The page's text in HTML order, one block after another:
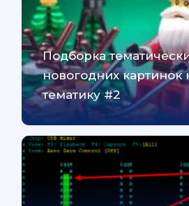
Подборка
новогодних картинок
тематику #2